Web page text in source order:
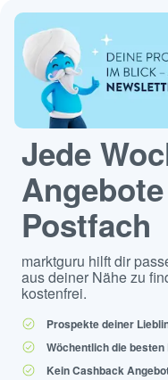
Jede
Postfach
marktguru hilft dir
aus deiner Nähe zu
kostenfrei.
Prospekte deiner
Wöchentlich die besten
Kein Cashback